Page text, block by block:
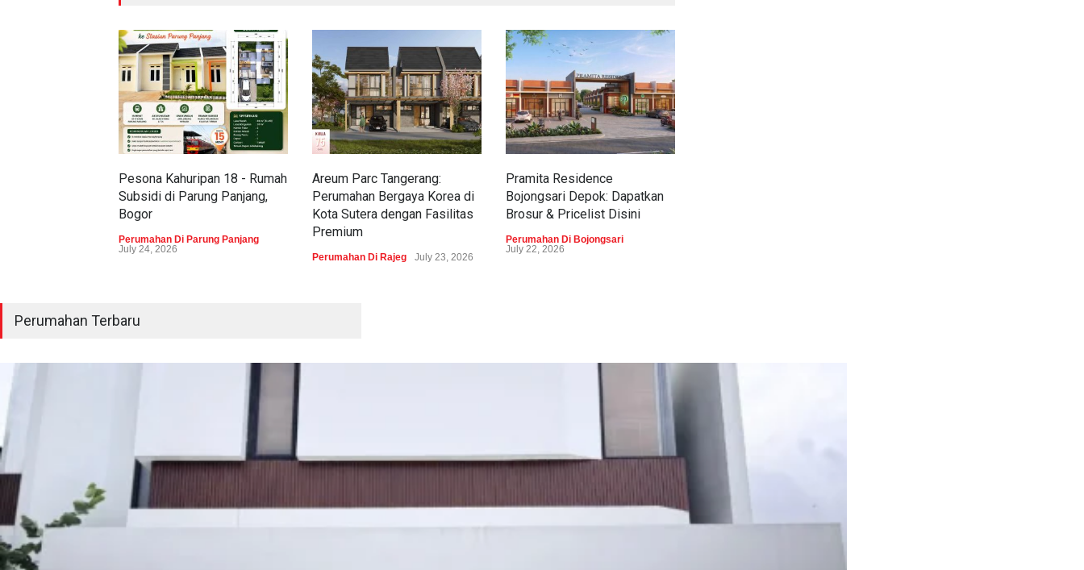
Pesona Kahuripan 18 - Rumah
Subsidi di Parung Panjang,
Bogor
Perumahan Di Parung Panjang
July 24, 2026
Areum Parc Tangerang:
Perumahan Bergaya Korea di
Kota Sutera dengan Fasilitas
Premium
Perumahan Di Rajeg July 23, 2026
Pramita Residence
Bojongsari Depok: Dapatkan
Brosur & Pricelist Disini
Perumahan Di Bojongsari
July 22, 2026
Perumahan Terbaru